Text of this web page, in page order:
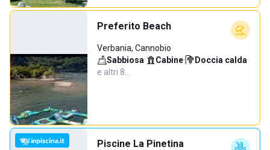
Preferito Beach
Verbania, Cannobio
Sabbiosa· Cabine· Doccia calda·
e altri 8…
Piscine La Pinetina